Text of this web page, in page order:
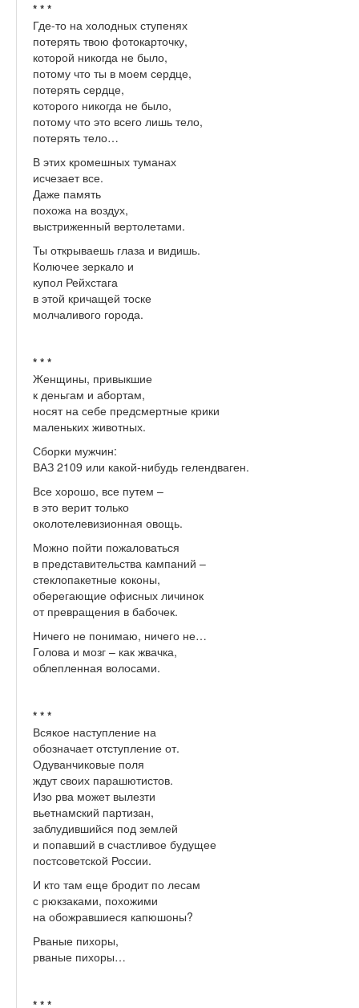
* * *
Где-то на холодных ступенях
потерять твою фотокарточку,
которой никогда не было,
потому что ты в моем сердце,
потерять сердце,
которого никогда не было,
потому что это всего лишь тело,
потерять тело…
В этих кромешных туманах
исчезает все.
Даже память
похожа на воздух,
выстриженный вертолетами.
Ты открываешь глаза и видишь.
Колючее зеркало и
купол Рейхстага
в этой кричащей тоске
молчаливого города.
* * *
Женщины, привыкшие
к деньгам и абортам,
носят на себе предсмертные крики
маленьких животных.
Сборки мужчин:
ВАЗ 2109 или какой-нибудь гелендваген.
Все хорошо, все путем –
в это верит только
околотелевизионная овощь.
Можно пойти пожаловаться
в представительства кампаний –
стеклопакетные коконы,
оберегающие офисных личинок
от превращения в бабочек.
Ничего не понимаю, ничего не…
Голова и мозг – как жвачка,
облепленная волосами.
* * *
Всякое наступление на
обозначает отступление от.
Одуванчиковые поля
ждут своих парашютистов.
Изо рва может вылезти
вьетнамский партизан,
заблудившийся под землей
и попавший в счастливое будущее
постсоветской России.
И кто там еще бродит по лесам
с рюкзаками, похожими
на обожравшиеся капюшоны?
Рваные пихоры,
рваные пихоры…
* * *